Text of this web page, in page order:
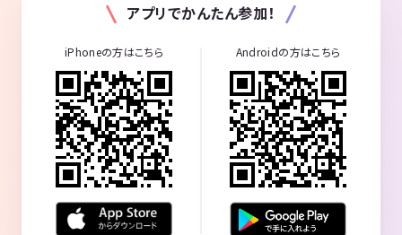
アプリでかんたん参加！
iPhoneの方はこちら Androidの方はこちら